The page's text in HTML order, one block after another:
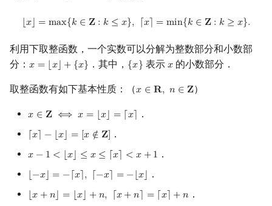
⌊𝑥⌋ = max{𝑘 ∈ 𝐙 : 𝑘 ≤ 𝑥}, ⌈𝑥⌉ = min{𝑘 ∈ 𝐙 : 𝑘 ≥ 𝑥}.
⌊x⌋ =max{k ∈ Z:k ≤x ⌈x⌉= min{k∈Z k≥x} .
利用下取整函数，一个实数可以分解为整数部分和小数部
分： 𝑥 = ⌊𝑥⌋ + {𝑥}
x=⌊x ⌋+{x } ．其中， {𝑥}
{x} 表示 𝑥
x的小数部分．
取整函数有如下基本性质：（𝑥 ∈ 𝐑, 𝑛 ∈ 𝐙
x∈R, n ∈Z ）
𝑥 ∈ 𝐙 ⟺ 𝑥 = ⌊𝑥⌋ = ⌈𝑥⌉
x∈Z ⟺x= x⌋ =⌈x ⌉ ．
⌈𝑥⌉ − ⌊𝑥⌋ = [𝑥 ∉ 𝐙]
x⌉ ⌊x ⌋=[x ∉ Z] ．
𝑥 − 1 < ⌊𝑥⌋ ≤ 𝑥 ≤ ⌈𝑥⌉ < 𝑥 +1
x− 1< ⌊x⌋≤ x≤⌈ ⌉< x+ 1 ．
⌊−𝑥⌋ = −⌈𝑥⌉, ⌈−𝑥⌉ = −⌊𝑥⌋
⌊−x⌋= −⌈x ⌉, −x ⌉ −⌊x⌋ ．
⌊𝑥 +𝑛⌋ = ⌊𝑥⌋ +𝑛, ⌈𝑥+𝑛⌉ = ⌈𝑥⌉ +𝑛
⌊x+ n⌋ =⌊ ⌋+ n, ⌈ +n⌉= x⌉+n ．